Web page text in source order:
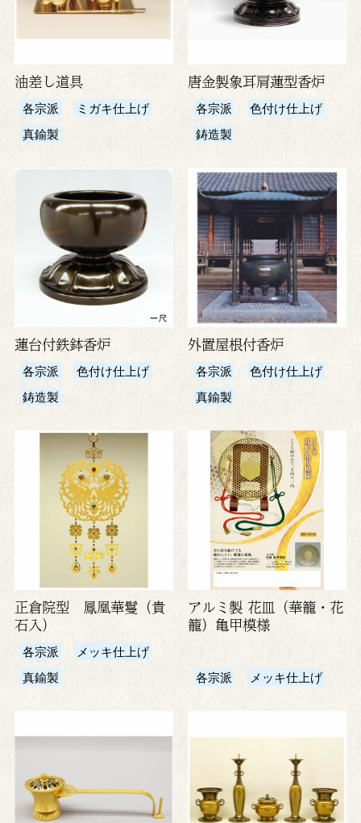
油差し道具
各宗派
ミガキ仕上げ
真鍮製
唐金製象耳肩蓮型香炉
各宗派
色付け仕上げ
鋳造製
蓮台付鉄鉢香炉
各宗派
色付け仕上げ
鋳造製
外置屋根付香炉
各宗派
色付け仕上げ
真鍮製
正倉院型 鳳凰華鬘（貴
石入）
各宗派
メッキ仕上げ
真鍮製
アルミ製 花皿（華籠・花
籠）亀甲模様
各宗派 メッキ仕上げ